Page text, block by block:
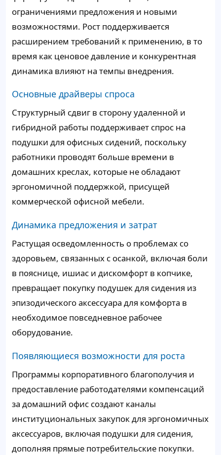
ограничениями предложения и новыми
возможностями. Рост поддерживается
расширением требований к применению, в то
время как ценовое давление и конкурентная
динамика влияют на темпы внедрения.
Основные драйверы спроса
Структурный сдвиг в сторону удаленной и
гибридной работы поддерживает спрос на
подушки для офисных сидений, поскольку
работники проводят больше времени в
домашних креслах, которые не обладают
эргономичной поддержкой, присущей
коммерческой офисной мебели.
Динамика предложения и затрат
Растущая осведомленность о проблемах со
здоровьем, связанных с осанкой, включая боли
в пояснице, ишиас и дискомфорт в копчике,
превращает покупку подушек для сидения из
эпизодического аксессуара для комфорта в
необходимое повседневное рабочее
оборудование.
Появляющиеся возможности для роста
Программы корпоративного благополучия и
предоставление работодателями компенсаций
за домашний офис создают каналы
институциональных закупок для эргономичных
аксессуаров, включая подушки для сидения,
дополняя прямые потребительские покупки.